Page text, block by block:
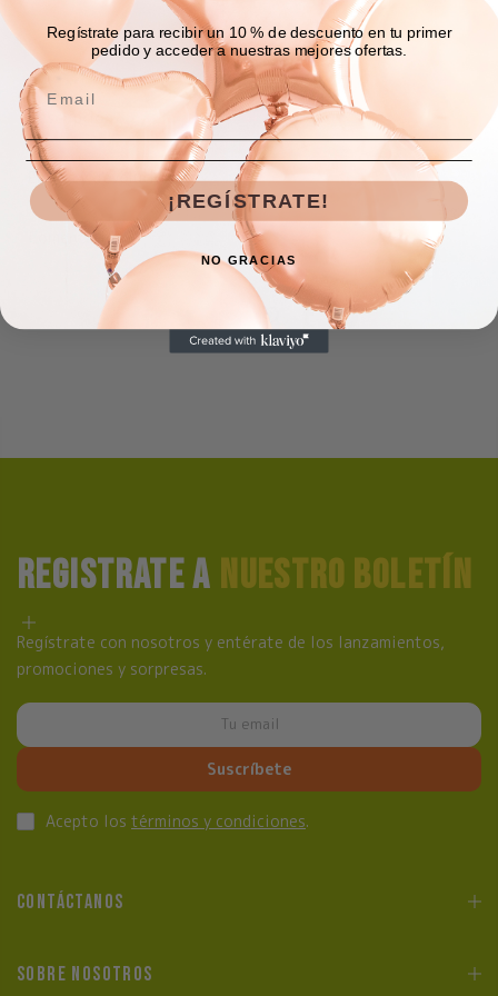
Descripción
Envíos y devoluciones
Comentarios
REGISTRATE A NUESTRO BOLETÍN
Regístrate con nosotros y entérate de los lanzamientos,
promociones y sorpresas.
Suscríbete
Acepto los términos y condiciones.
CONTÁCTANOS
SOBRE NOSOTROS
Regístrate para recibir un 10 % de descuento en tu primer
pedido y acceder a nuestras mejores ofertas.
¡REGÍSTRATE!
NO GRACIAS